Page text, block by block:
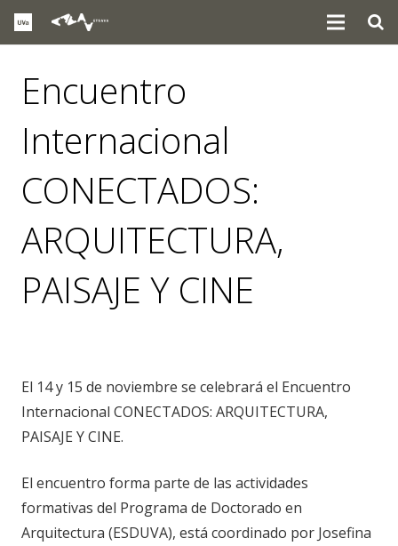
Encuentro
Internacional
CONECTADOS:
ARQUITECTURA,
PAISAJE Y CINE
El 14 y 15 de noviembre se celebrará el Encuentro
Internacional CONECTADOS: ARQUITECTURA,
PAISAJE Y CINE.
El encuentro forma parte de las actividades
formativas del Programa de Doctorado en
Arquitectura (ESDUVA), está coordinado por Josefina